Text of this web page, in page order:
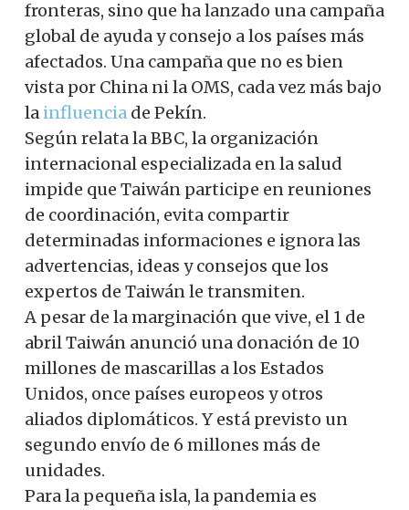
fronteras, sino que ha lanzado una campaña
global de ayuda y consejo a los países más
afectados. Una campaña que no es bien
vista por China ni la OMS, cada vez más bajo
la influencia de Pekín.
Según relata la BBC, la organización
internacional especializada en la salud
impide que Taiwán participe en reuniones
de coordinación, evita compartir
determinadas informaciones e ignora las
advertencias, ideas y consejos que los
expertos de Taiwán le transmiten.
A pesar de la marginación que vive, el 1 de
abril Taiwán anunció una donación de 10
millones de mascarillas a los Estados
Unidos, once países europeos y otros
aliados diplomáticos. Y está previsto un
segundo envío de 6 millones más de
unidades.
Para la pequeña isla, la pandemia es